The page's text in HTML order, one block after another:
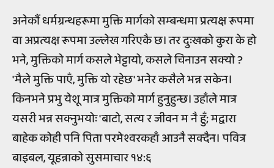
अनेकौं धर्मग्रन्थहरूमा मुक्ति मार्गको सम्बन्धमा प्रत्यक्ष रूपमा
वा अप्रत्यक्ष रूपमा उल्लेख गरिएकै छ। तर दुःखको कुरा के हो
भने, मुक्तिको मार्ग कसले भेट्टायो, कसले चिनाउन सक्यो ?
'मैले मुक्ति पाएँ, मुक्ति यो रहेछ' भनेर कसैले भन्न सकेन।
किनभने प्रभु येशू मात्र मुक्तिको मार्ग हुनुहुन्छ। उहाँले मात्र
यसरी भन्न सक्नुभयोः 'बाटो, सत्य र जीवन म नै हुँ; मद्वारा
बाहेक कोही पनि पिता परमेश्वरकहाँ आउनै सक्दैन। पवित्र
बाइबल, यूहन्नाको सुसमाचार १४:६